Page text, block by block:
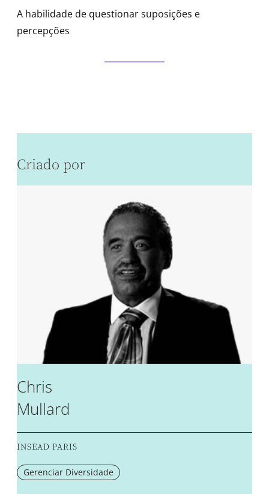
A habilidade de questionar suposições e
percepções
Criado por
Chris
Mullard
INSEAD PARIS
Gerenciar Diversidade